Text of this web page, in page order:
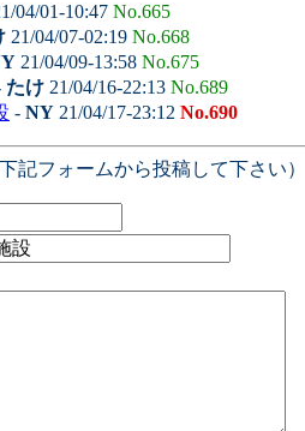
04/01-10:47 No.665
21/04/07-02:19 No.668
21/04/09-13:58 No.675
たけ 21/04/16-22:13 No.689
- NY 21/04/17-23:12 No.690
記フォームから投稿して下さい）